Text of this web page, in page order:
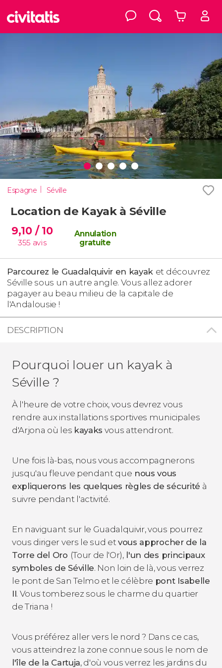
Espagne Séville
Location de Kayak à Séville
9,10 / 10
355 avis
Annulation
gratuite
Parcourez le Guadalquivir en kayak et découvrez
Séville sous un autre angle. Vous allez adorer
pagayer au beau milieu de la capitale de
l'Andalousie !
DESCRIPTION
Pourquoi louer un kayak à
Séville ?
À l'heure de votre choix, vous devrez vous
rendre aux installations sportives municipales
d'Arjona où les kayaks vous attendront.
Une fois là-bas, nous vous accompagnerons
jusqu'au fleuve pendant que nous vous
expliquerons les quelques règles de sécurité à
suivre pendant l'activité.
En naviguant sur le Guadalquivir, vous pourrez
vous diriger vers le sud etvous approcher de la
Torre del Oro (Tour de l'Or),l'un des principaux
symboles de Séville. Non loin de là, vous verrez
le pont de San Telmo et le célèbre pont Isabelle
II. Vous tomberez sous le charme du quartier
de Triana !
Vous préférez aller vers le nord ? Dans ce cas,
vous atteindrez la zone connue sous le nom de
l'île de la Cartuja, d'où vous verrez les jardins du